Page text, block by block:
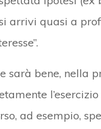
arrivi quasi a
sarà bene, nella
ad esempio,